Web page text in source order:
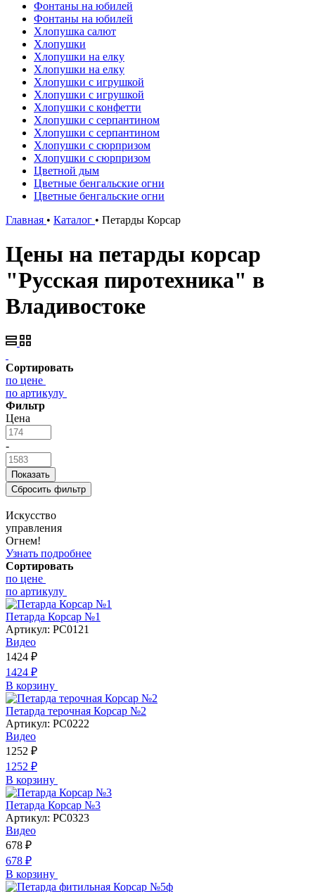
Фонтаны на юбилей
Фонтаны на юбилей
Хлопушка салют
Хлопушки
Хлопушки на елку
Хлопушки на елку
Хлопушки с игрушкой
Хлопушки с игрушкой
Хлопушки с конфетти
Хлопушки с серпантином
Хлопушки с серпантином
Хлопушки с сюрпризом
Хлопушки с сюрпризом
Цветной дым
Цветные бенгальские огни
Цветные бенгальские огни
Главная • Каталог • Петарды Корсар
Цены на петарды корсар
"Русская пиротехника" в
Владивостоке
Сортировать
по цене
по артикулу
Фильтр
Цена
-
Искусство
управления
Огнем!
Узнать подробнее
Сортировать
по цене
по артикулу
Петарда Корсар №1
Артикул: РС0121
Видео
1424 ₽
1424 ₽
В корзину
Петарда терочная Корсар №2
Артикул: РС0222
Видео
1252 ₽
1252 ₽
В корзину
Петарда Корсар №3
Артикул: РС0323
Видео
678 ₽
678 ₽
В корзину